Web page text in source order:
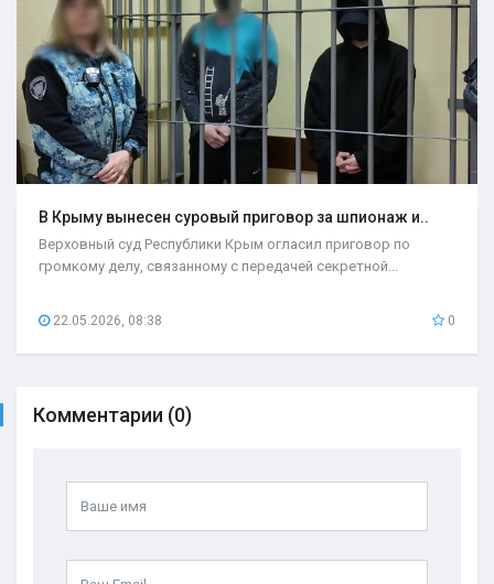
В Крыму вынесен суровый приговор за шпионаж и..
Верховный суд Республики Крым огласил приговор по
громкому делу, связанному с передачей секретной...
22.05.2026, 08:38 0
Комментарии (0)